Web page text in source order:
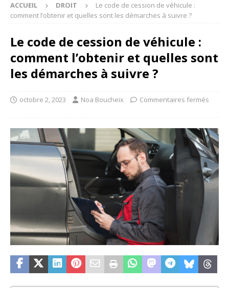
ACCUEIL DROIT
Le code de cession de véhicule :
comment l’obtenir et quelles sont les démarches à suivre ?
Le code de cession de véhicule :
comment l’obtenir et quelles sont
les démarches à suivre ?
octobre 2, 2023 Noa Boucheix Commentaires fermés